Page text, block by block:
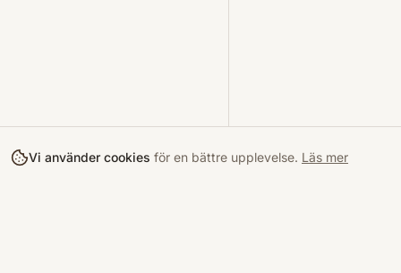
Vi använder cookies för en bättre upplevelse. Läs mer